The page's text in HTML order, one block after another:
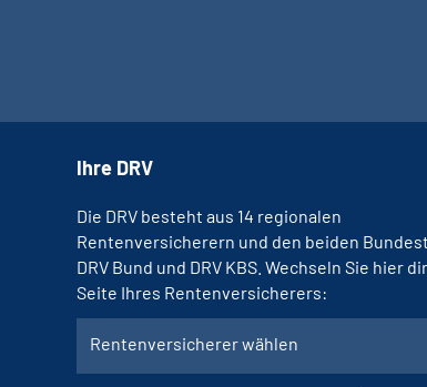
Ihre DRV
Die DRV besteht aus 14 regionalen
Rentenversicherern und den beiden
DRV Bund und DRV KBS. Wechseln Sie hier
Seite Ihres Rentenversicherers:
Rentenversicherer wählen